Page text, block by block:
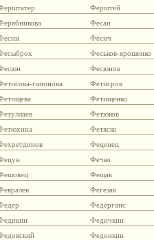
Ферштей
Фесан
Фесич
Феськов-ярошенко
Фесюнов
гапонова
Фетисров
Фетищенко
Фетюков
Фетяско
Феценец
Фечко
Фещак
Фегезак
Федерганс
Федичкин
Федонкин